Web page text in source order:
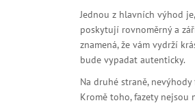
Jednou z hlavních výhod
poskytují rovnoměrný a
znamená, že vám vydrží
bude vypadat autenticky.
Na druhé straně,
Kromě toho, fazety